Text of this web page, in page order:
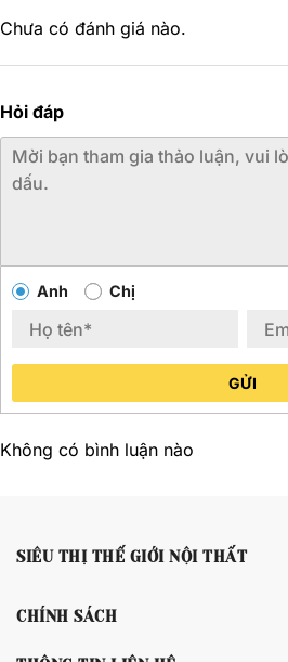
Chưa có đánh giá nào.
Hỏi đáp
Anh Chị
GỬI
Không có bình luận nào
SIÊU THỊ THẾ GIỚI NỘI THẤT
CHÍNH SÁCH